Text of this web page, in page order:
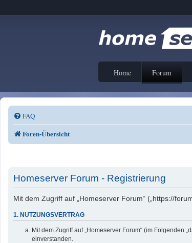
Home Forum
FAQ
Foren-Übersicht
Homeserver Forum - Registrierung
Mit dem Zugriff auf „Homeserver Forum“ („https://
1. NUTZUNGSVERTRAG
Mit dem Zugriff auf „Homeserver Forum“ (im Folgenden
einverstanden.